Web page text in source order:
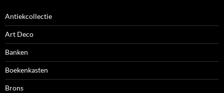
Antiekcollectie
Art Deco
Banken
Boekenkasten
Brons